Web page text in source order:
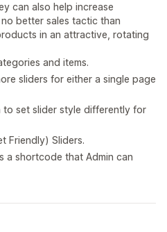
can also help increase
better sales tactic than
in an attractive, rotating
and items.
sliders for either a single page
to set slider style differently for
Friendly) Sliders.
a shortcode that Admin can